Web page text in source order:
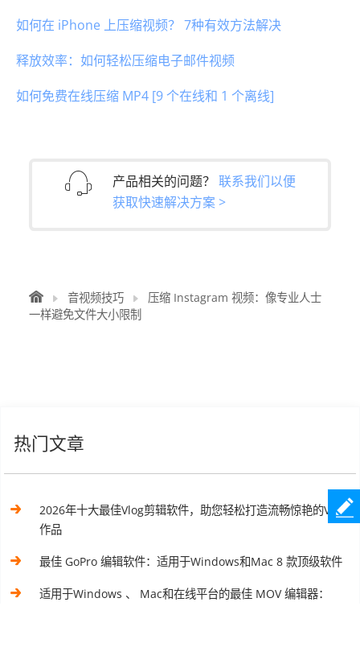
如何在 iPhone 上压缩视频？ 7种有效方法解决
释放效率：如何轻松压缩电子邮件视频
如何免费在线压缩 MP4 [9 个在线和 1 个离线]
产品相关的问题？ 联系我们以便
获取快速解决方案 >
音视频技巧
压缩 Instagram 视频：像专业人士
一样避免文件大小限制
热门文章
2026年十大最佳Vlog剪辑软件，助您轻松打造流畅惊艳的Vlog
作品
最佳 GoPro 编辑软件：适用于Windows和Mac 8 款顶级软件
适用于Windows 、 Mac和在线平台的最佳 MOV 编辑器：